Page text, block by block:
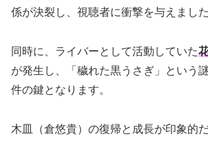
係が決裂し、視聴者に衝撃を与えました
同時に、ライバーとして活動していた
が発生し、「穢れた黒うさぎ」という
件の鍵となります。
木皿（倉悠貴）の復帰と成長が印象的